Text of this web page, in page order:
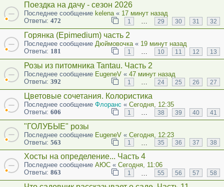
Поездка на дачу - сезон 2026
Последнее сообщение kelena« 17 минут назад
Ответы: 472 1 … 29 30 31 32
Горянка (Epimedium) часть 2
Последнее сообщение Дюймовочка« 19 минут назад
Ответы: 181 1 … 10 11 12 13
Розы из питомника Tantau. Часть 2
Последнее сообщение EugeneV « 47 минут назад
Ответы: 392 1 … 24 25 26 27
Цветовые сочетания. Колористика
Последнее сообщение Флоранс « Сегодня, 12:35
Ответы: 606 1 38 39 40 41
"ГОЛУБЫЕ" розы
Последнее сообщение EugeneV « Сегодня, 12:23
Ответы: 563 1 35 36 37 38
Хосты на определение... Часть 4
Последнее сообщение АЮС « Сегодня, 11:06
Ответы: 863 1 55 56 57 58